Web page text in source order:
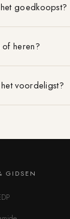
goedkoopst?
heren?
voordeligst?
GIDSEN